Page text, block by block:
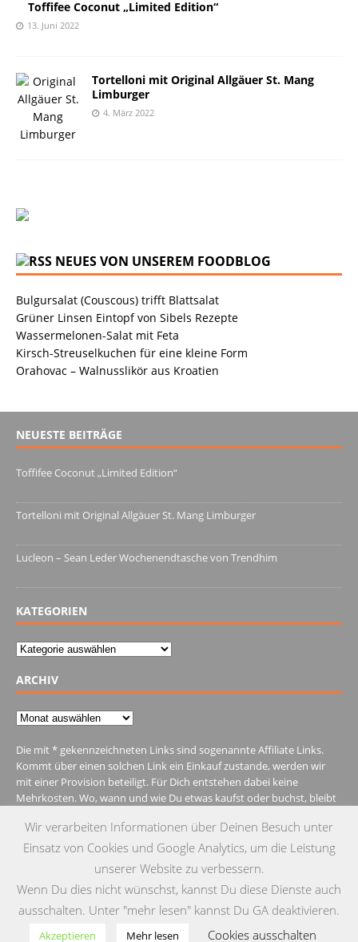
Toffifee Coconut „Limited Edition“
13. Juni 2022
Tortelloni mit Original Allgäuer St. Mang
Limburger
4. März 2022
NEUES VON UNSEREM FOODBLOG
Bulgursalat (Couscous) trifft Blattsalat
Grüner Linsen Eintopf von Sibels Rezepte
Wassermelonen-Salat mit Feta
Kirsch-Streuselkuchen für eine kleine Form
Orahovac – Walnusslikör aus Kroatien
NEUESTE BEITRÄGE
Toffifee Coconut „Limited Edition“
Tortelloni mit Original Allgäuer St. Mang Limburger
Lucleon – Sean Leder Wochenendtasche von Trendhim
KATEGORIEN
Kategorien
ARCHIV
Archiv
Die mit * gekennzeichneten Links sind sogenannte Affiliate Links.
Kommt über einen solchen Link ein Einkauf zustande, werden wir
mit einer Provision beteiligt. Für Dich entstehen dabei keine
Mehrkosten. Wo, wann und wie Du etwas kaufst oder buchst, bleibt
IMPRESSUM DATENSCHUTZ KONTAKT
© Copyright 2015 by Testgulasch
Wir verarbeiten Informationen über Deinen Besuch unter
Einsatz von Cookies und Google Analytics, um die Leistung
unserer Website zu verbessern.
Wenn Du dies nicht wünschst, kannst Du diese Dienste auch
ausschalten. Unter "mehr lesen" kannst Du GA deaktivieren.
Akzeptieren Mehr lesen Cookies ausschalten